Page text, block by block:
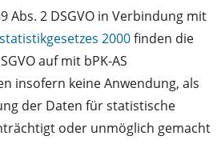
Abs. 2 DSGVO in Verbindung mit
2000finden die
auf mit bPK-AS
insofern keine Anwendung, als
der Daten für statistische
oder unmöglich gemacht